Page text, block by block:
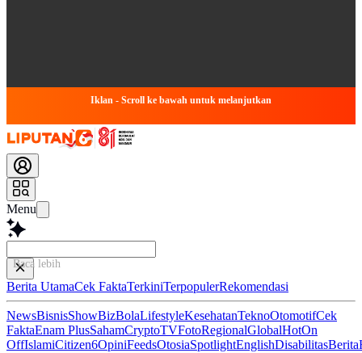
Iklan - Scroll ke bawah untuk melanjutkan
Menu
Baca lebih cepat...
Berita UtamaCek FaktaTerkiniTerpopulerRekomendasi
NewsBisnisShowBizBolaLifestyleKesehatanTeknoOtomotifCek
FaktaEnam PlusSahamCryptoTVFotoRegionalGlobalHotOn
OffIslamiCitizen6OpiniFeedsOtosiaSpotlightEnglishDisabilitasBerita